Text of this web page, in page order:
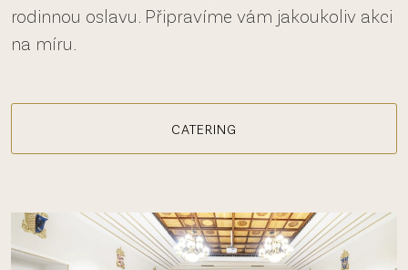
rodinnou oslavu. Připravíme vám jakoukoliv akci
na míru.
CATERING